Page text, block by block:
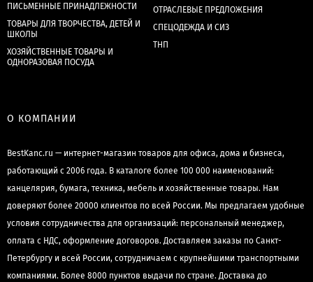
ПИСЬМЕННЫЕ ПРИНАДЛЕЖНОСТИ
ТОВАРЫ ДЛЯ ТВОРЧЕСТВА, ДЕТЕЙ И
ШКОЛЫ
ХОЗЯЙСТВЕННЫЕ ТОВАРЫ И
ОДНОРАЗОВАЯ ПОСУДА
ОТРАСЛЕВЫЕ ПРЕДЛОЖЕНИЯ
СПЕЦОДЕЖДА И СИЗ
ТНП
О КОМПАНИИ
BestKanc.ru — интернет-магазин товаров для офиса, дома и бизнеса,
работающий с 2006 года. В каталоге более 100 000 наименований:
канцелярия, бумага, техника, мебель и хозяйственные товары. Нам
доверяют более 20000 клиентов по всей России. Мы предлагаем удобные
условия сотрудничества для организаций: персональный менеджер,
оплата с НДС, оформление договоров. Доставляем заказы по Санкт-
Петербургу и всей России, сотрудничаем с крупнейшими транспортными
компаниями. Более 8000 пунктов выдачи по стране. Доставка до